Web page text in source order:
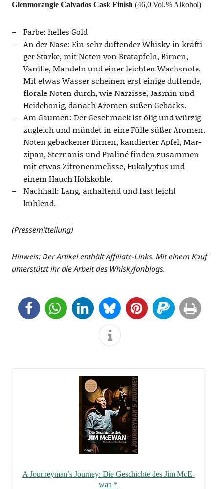
Glen­mo­ran­gie Cal­va­dos Cask Finish (46,0 Vol.% Alkohol)
Far­be: hel­les Gold
An der Nase: Ein sehr duf­ten­der Whis­ky in kräf­ti­
ger Stär­ke, mit Noten von Brat­äp­feln, Bir­nen,
Vanil­le, Man­deln und einer leich­ten Wachs­no­te.
Mit etwas Was­ser schei­nen erst eini­ge duf­ten­de,
flo­ra­le Noten durch, wie Nar­zis­se, Jas­min und
Hei­de­ho­nig, danach Aro­men süßen Gebäcks.
Am Gau­men: Der Geschmack ist ölig und wür­zig
zugleich und mün­det in eine Fül­le süßer Aro­men.
Noten geba­cke­ner Bir­nen, kan­dier­ter Äpfel, Mar­
zi­pan, Stern­anis und Pra­li­né fin­den zusam­men
mit etwas Zitro­nen­me­lis­se, Euka­lyp­tus und
einem Hauch Holzkohle.
Nach­hall: Lang, anhal­tend und fast leicht
kühlend.
(Pres­se­mit­tei­lung)
Hin­weis: Der Arti­kel ent­hält Affi­lia­te-Links. Mit einem Kauf
unter­stützt ihr die Arbeit des Whiskyfanblogs.
A Journeyman’s Jour­ney: Die Geschich­te des Jim McE­
wan *